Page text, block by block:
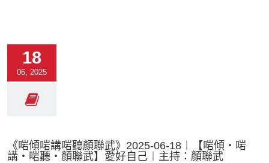
18
06, 2025
《啱傾啱講啱聽顏聯武》2025-06-18︱【啱傾‧啱
講‧啱聽‧顏聯武】愛好自己︱主持：顏聯武